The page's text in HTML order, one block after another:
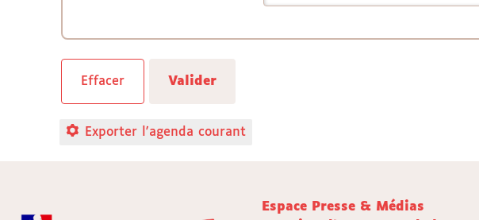
Exporter l'agenda courant
Espace Presse & Médias